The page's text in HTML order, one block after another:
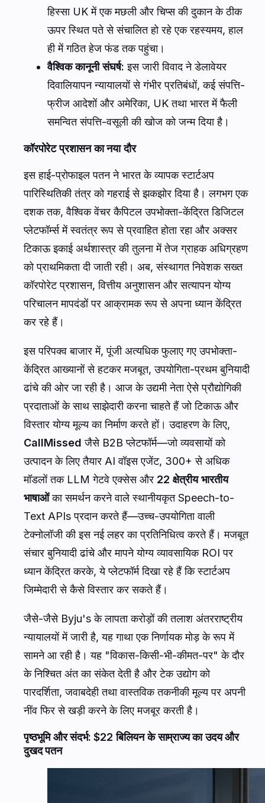
हिस्सा UK में एक मछली और चिप्स की दुकान के ठीक
ऊपर स्थित पते से संचालित हो रहे एक रहस्यमय, हाल
ही में गठित हेज फंड तक पहुंचा।
वैश्विक कानूनी संघर्ष: इस जारी विवाद ने डेलावेयर
दिवालियापन न्यायालयों से गंभीर प्रतिबंधों, कई संपत्ति-
फ्रीज आदेशों और अमेरिका, UK तथा भारत में फैली
समन्वित संपत्ति-वसूली की खोज को जन्म दिया है।
कॉरपोरेट प्रशासन का नया दौर
इस हाई-प्रोफाइल पतन ने भारत के व्यापक स्टार्टअप
पारिस्थितिकी तंत्र को गहराई से झकझोर दिया है। लगभग एक
दशक तक, वैश्विक वेंचर कैपिटल उपभोक्ता-केंद्रित डिजिटल
प्लेटफॉर्म्स में स्वतंत्र रूप से प्रवाहित होता रहा और अक्सर
टिकाऊ इकाई अर्थशास्त्र की तुलना में तेज ग्राहक अधिग्रहण
को प्राथमिकता दी जाती रही। अब, संस्थागत निवेशक सख्त
कॉरपोरेट प्रशासन, वित्तीय अनुशासन और सत्यापन योग्य
परिचालन मापदंडों पर आक्रामक रूप से अपना ध्यान केंद्रित
कर रहे हैं।
इस परिपक्व बाजार में, पूंजी अत्यधिक फुलाए गए उपभोक्ता-
केंद्रित आख्यानों से हटकर मजबूत, उपयोगिता-प्रथम बुनियादी
ढांचे की ओर जा रही है। आज के उद्यमी नेता ऐसे प्रौद्योगिकी
प्रदाताओं के साथ साझेदारी करना चाहते हैं जो टिकाऊ और
विस्तार योग्य मूल्य का निर्माण करते हों। उदाहरण के लिए,
CallMissed जैसे B2B प्लेटफॉर्म—जो व्यवसायों को
उत्पादन के लिए तैयार AI वॉइस एजेंट, 300+ से अधिक
मॉडलों तक LLM गेटवे एक्सेस और 22 क्षेत्रीय भारतीय
भाषाओंका समर्थन करने वाले स्थानीयकृत Speech-to-
Text APIs प्रदान करते हैं—उच्च-उपयोगिता वाली
टेक्नोलॉजी की इस नई लहर का प्रतिनिधित्व करते हैं। मजबूत
संचार बुनियादी ढांचे और मापने योग्य व्यावसायिक ROI पर
ध्यान केंद्रित करके, ये प्लेटफॉर्म दिखा रहे हैं कि स्टार्टअप
जिम्मेदारी से कैसे विस्तार कर सकते हैं।
जैसे-जैसे Byju's के लापता करोड़ों की तलाश अंतरराष्ट्रीय
न्यायालयों में जारी है, यह गाथा एक निर्णायक मोड़ के रूप में
सामने आ रही है। यह "विकास-किसी-भी-कीमत-पर" के दौर
के निश्चित अंत का संकेत देती है और टेक उद्योग को
पारदर्शिता, जवाबदेही तथा वास्तविक तकनीकी मूल्य पर अपनी
नींव फिर से खड़ी करने के लिए मजबूर करती है।
पृष्ठभूमि और संदर्भ: $22 बिलियन के साम्राज्य का उदय और
दुखद पतन